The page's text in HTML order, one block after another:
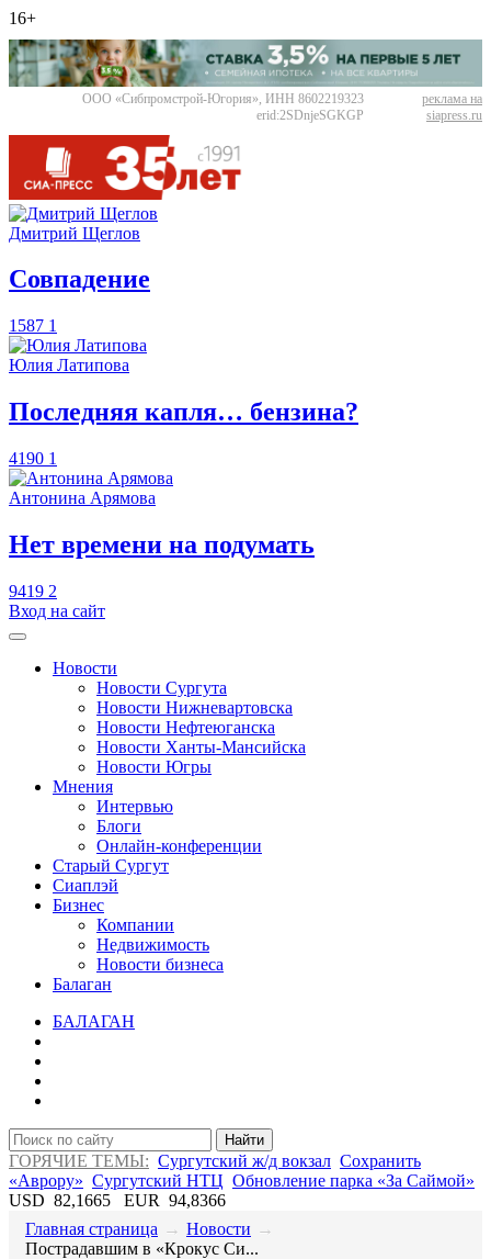
16+
ООО «Сибпромстрой-Югория», ИНН 8602219323
erid:2SDnjeSGKGP
реклама на
siapress.ru
Дмитрий Щеглов
​Совпадение
1587 1
Юлия Латипова
​Последняя капля… бензина?
4190 1
Антонина Арямова
​Нет времени на подумать
9419 2
Вход на сайт
Новости
Новости Сургута
Новости Нижневартовска
Новости Нефтеюганска
Новости Ханты-Мансийска
Новости Югры
Мнения
Интервью
Блоги
Онлайн-конференции
Старый Сургут
Сиаплэй
Бизнес
Компании
Недвижимость
Новости бизнеса
Балаган
БАЛАГАН
Найти
ГОРЯЧИЕ ТЕМЫ: Сургутский ж/д вокзал Сохранить
«Аврору» Сургутский НТЦ Обновление парка «За Саймой»
USD 82,1665 EUR 94,8366
Главная страница → Новости →
​Пострадавшим в «Крокус Си...